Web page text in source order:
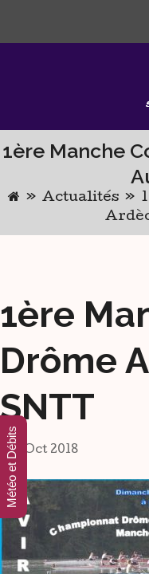
1ère Manche
» Actualités »
1ère
Drôme
SNTT
7 Oct 2018
Météo et Débits